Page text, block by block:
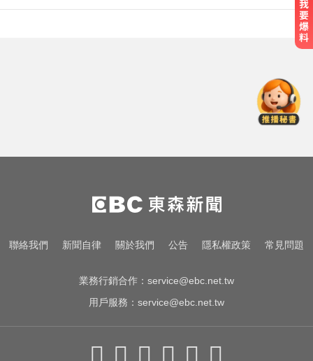
檔成鐵證
「白海豚」可放颱風假？蔣萬安：
料敵從寬、禦敵從嚴
快訊／白海豚逼近！新竹縣尖石、
聯絡我們 新聞自律 關於我們 公告 隱私權政策 常見問題
業務行銷合作： service@ebc.net.tw
用戶服務： service@ebc.net.tw